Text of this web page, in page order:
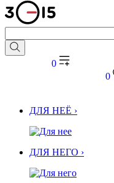
0
0
ДЛЯ НЕЁ ›
ДЛЯ НЕГО ›